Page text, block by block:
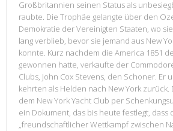
Großbritannien seinen Status als
raubte. Die Trophäe gelangte über den
Demokratie der Vereinigten Staaten, wo
lang verblieb, bevor sie jemand aus New
konnte. Kurz nachdem die America 1851
gewonnen hatte, verkaufte der
Clubs, John Cox Stevens, den Schoner. Er
kehrten als Helden nach New York
dem New York Yacht Club per
ein Dokument, das bis heute festlegt, dass
„freundschaftlicher Wettkampf zwischen